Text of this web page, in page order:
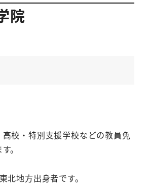
院
校・特別支援学校などの教員免
。
北地方出身者です。